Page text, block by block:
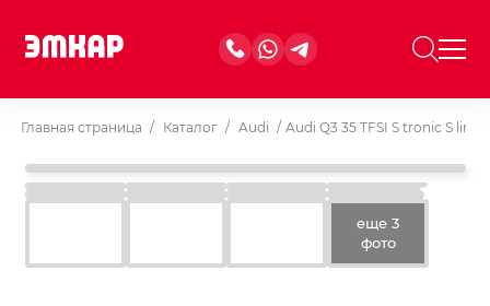
Главная страница / Каталог / Audi / Audi Q3 35 TFSI S tronic S line
еще 3
фото